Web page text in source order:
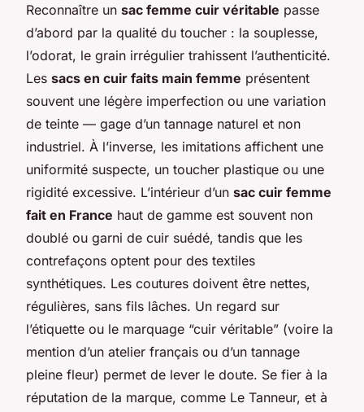
Reconnaître un sac femme cuir véritable passe
d’abord par la qualité du toucher : la souplesse,
l’odorat, le grain irrégulier trahissent l’authenticité.
Les sacs en cuir faits main femme présentent
souvent une légère imperfection ou une variation
de teinte — gage d’un tannage naturel et non
industriel. À l’inverse, les imitations affichent une
uniformité suspecte, un toucher plastique ou une
rigidité excessive. L’intérieur d’un sac cuir femme
fait en France haut de gamme est souvent non
doublé ou garni de cuir suédé, tandis que les
contrefaçons optent pour des textiles
synthétiques. Les coutures doivent être nettes,
régulières, sans fils lâches. Un regard sur
l’étiquette ou le marquage “cuir véritable” (voire la
mention d’un atelier français ou d’un tannage
pleine fleur) permet de lever le doute. Se fier à la
réputation de la marque, comme Le Tanneur, et à